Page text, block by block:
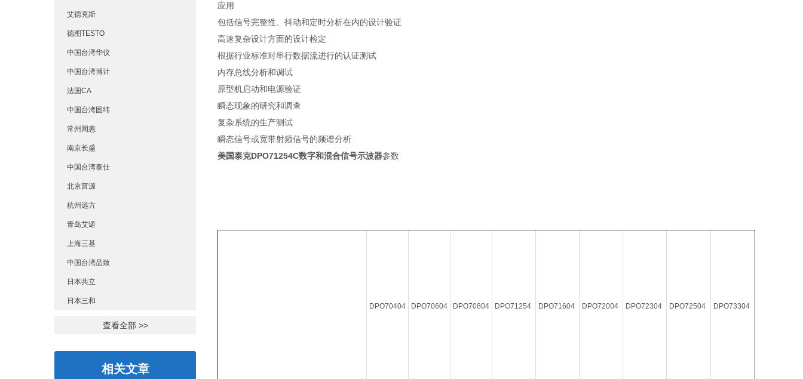
艾德克斯
德图TESTO
中国台湾华仪
中国台湾博计
法国CA
中国台湾固纬
常州同惠
南京长盛
中国台湾泰仕
北京普源
杭州远方
青岛艾诺
上海三基
中国台湾品致
日本共立
日本三和
查看全部 >>
相关文章
应用
包括信号完整性、抖动和定时分析在内的设计验证
高速复杂设计方面的设计检定
根据行业标准对串行数据流进行的认证测试
内存总线分析和调试
原型机启动和电源验证
瞬态现象的研究和调查
复杂系统的生产测试
瞬态信号或宽带射频信号的频谱分析
美国泰克DPO71254C数字和混合信号示波器参数
DPO70404 DPO70604 DPO70804 DPO71254 DPO71604 DPO72004 DPO72304 DPO72504 DPO73304